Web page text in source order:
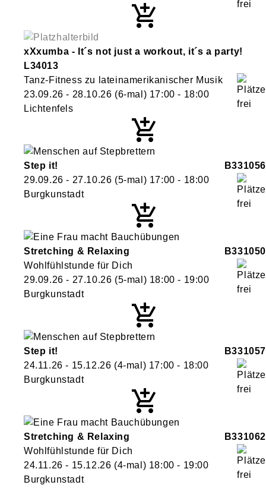
xXxumba - It´s not just a workout, it´s a party!
L34013
Tanz-Fitness zu lateinamerikanischer Musik
23.09.26 - 28.10.26 (6-mal) 17:00 - 18:00
Lichtenfels
Step it!
B331056
29.09.26 - 27.10.26 (5-mal) 17:00 - 18:00
Burgkunstadt
Stretching & Relaxing
B331050
Wohlfühlstunde für Dich
29.09.26 - 27.10.26 (5-mal) 18:00 - 19:00
Burgkunstadt
Step it!
B331057
24.11.26 - 15.12.26 (4-mal) 17:00 - 18:00
Burgkunstadt
Stretching & Relaxing
B331062
Wohlfühlstunde für Dich
24.11.26 - 15.12.26 (4-mal) 18:00 - 19:00
Burgkunstadt